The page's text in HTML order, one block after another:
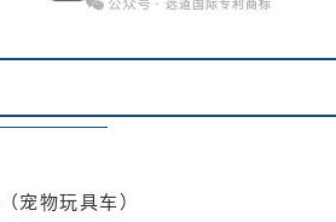
（宠物玩具车）